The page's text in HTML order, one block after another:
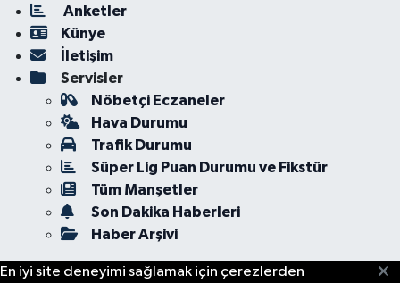
Anketler
Künye
İletişim
Servisler
Nöbetçi Eczaneler
Hava Durumu
Trafik Durumu
Süper Lig Puan Durumu ve Fikstür
Tüm Manşetler
Son Dakika Haberleri
Haber Arşivi
En iyi site deneyimi sağlamak için çerezlerden